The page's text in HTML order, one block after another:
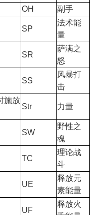
OH 副手
SP
法术能
量
SR
萨满之
怒
SS
风暴打
击
施放
Str 力量
SW
野性之
魂
TC
理论战
斗
UE
释放元
素能量
UF
释放火